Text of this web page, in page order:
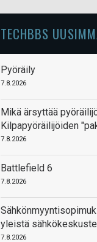
TECHBBS
Pyöräily
7.8.2026
Mikä ärsyttää
Kilpapyöräilijöiden
7.8.2026
Battlefield 6
7.8.2026
yleistä
7.8.2026